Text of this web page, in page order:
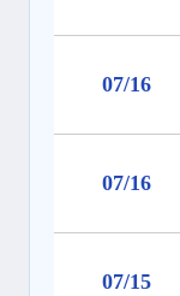
07/16
07/16
07/15